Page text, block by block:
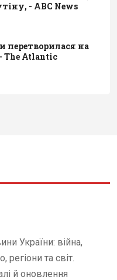
- ABC News
перетворилася на
The Atlantic
України: війна,
регіони та світ.
й оновлення